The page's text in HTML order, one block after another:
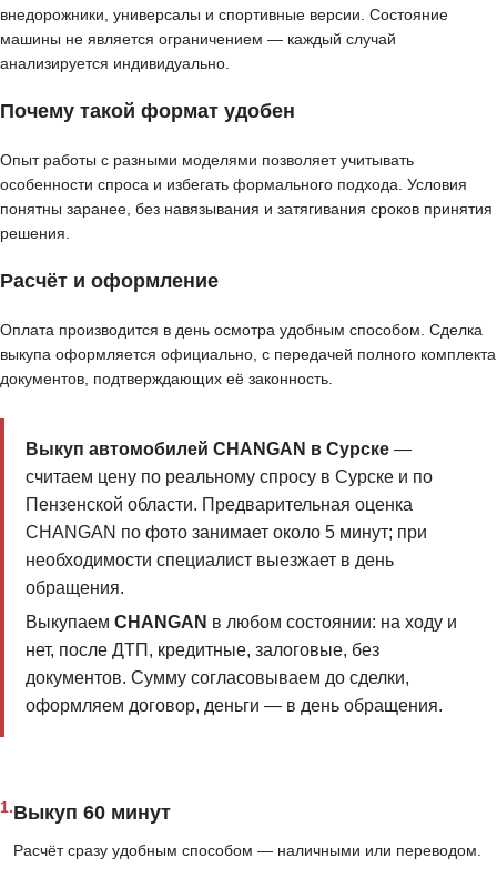
внедорожники, универсалы и спортивные версии. Состояние
машины не является ограничением — каждый случай
анализируется индивидуально.
Почему такой формат удобен
Опыт работы с разными моделями позволяет учитывать
особенности спроса и избегать формального подхода. Условия
понятны заранее, без навязывания и затягивания сроков принятия
решения.
Расчёт и оформление
Оплата производится в день осмотра удобным способом. Сделка
выкупа оформляется официально, с передачей полного комплекта
документов, подтверждающих её законность.
Выкуп автомобилей CHANGAN в Сурске—
считаем цену по реальному спросу в Сурске и по
Пензенской области. Предварительная оценка
CHANGAN по фото занимает около 5 минут; при
необходимости специалист выезжает в день
обращения.
Выкупаем CHANGAN в любом состоянии: на ходу и
нет, после ДТП, кредитные, залоговые, без
документов. Сумму согласовываем до сделки,
оформляем договор, деньги — в день обращения.
1.Выкуп 60 минут
Расчёт сразу удобным способом — наличными или переводом.